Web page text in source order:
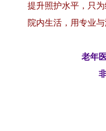
提升照护水平，只
院内生活，用专业
老年